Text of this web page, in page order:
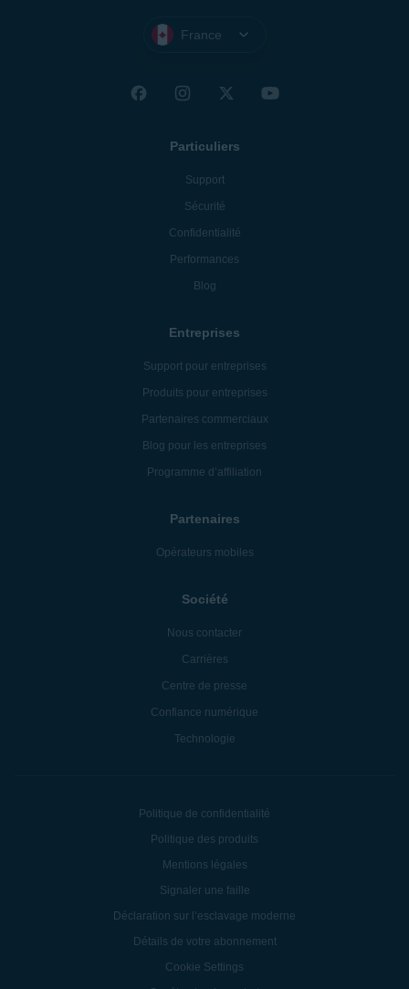
France
Particuliers
Support
Sécurité
Confidentialité
Performances
Blog
Entreprises
Support pour entreprises
Produits pour entreprises
Partenaires commerciaux
Blog pour les entreprises
Programme d’affiliation
Partenaires
Opérateurs mobiles
Société
Nous contacter
Carrières
Centre de presse
Confiance numérique
Technologie
Politique de confidentialité
Politique des produits
Mentions légales
Signaler une faille
Déclaration sur l’esclavage moderne
Détails de votre abonnement
Cookie Settings